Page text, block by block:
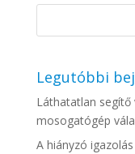
Legutóbbi
Láthatatlan
mosogatógép
A hiányzó